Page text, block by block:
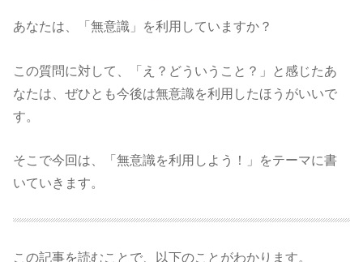
あなたは、「無意識」を利用していますか？
この質問に対して、「え？どういうこと？」と感じたあ
なたは、ぜひとも今後は無意識を利用したほうがいいで
す。
そこで今回は、「無意識を利用しよう！」をテーマに書
いていきます。
この記事を読むことで、以下のことがわかります。